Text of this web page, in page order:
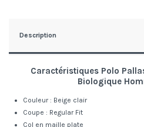
Description
Caractéristiques Polo
Biologique
Couleur : Beige clair
Coupe : Regular Fit
Col en maille plate